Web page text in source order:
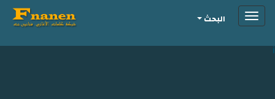
i
Toggleالبحث